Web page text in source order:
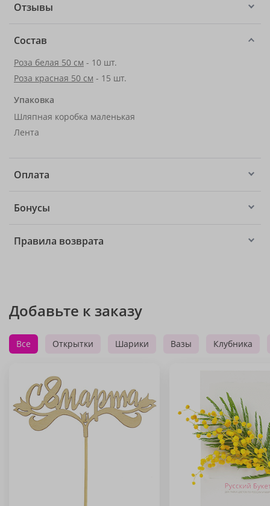
Отзывы
Состав
Роза белая 50 см - 10 шт.
Роза красная 50 см - 15 шт.
Упаковка
Шляпная коробка маленькая
Лента
Оплата
Бонусы
Правила возврата
Добавьте к заказу
Все Открытки Шарики Вазы Клубника